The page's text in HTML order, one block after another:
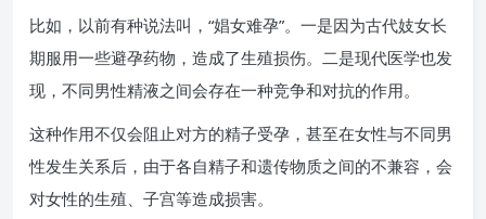
比如，以前有种说法叫，“娼女难孕”。一是因为古代妓女长
期服用一些避孕药物，造成了生殖损伤。二是现代医学也发
现，不同男性精液之间会存在一种竞争和对抗的作用。
这种作用不仅会阻止对方的精子受孕，甚至在女性与不同男
性发生关系后，由于各自精子和遗传物质之间的不兼容，会
对女性的生殖、子宫等造成损害。